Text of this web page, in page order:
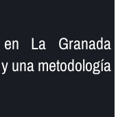
La Granada
una metodologí­a